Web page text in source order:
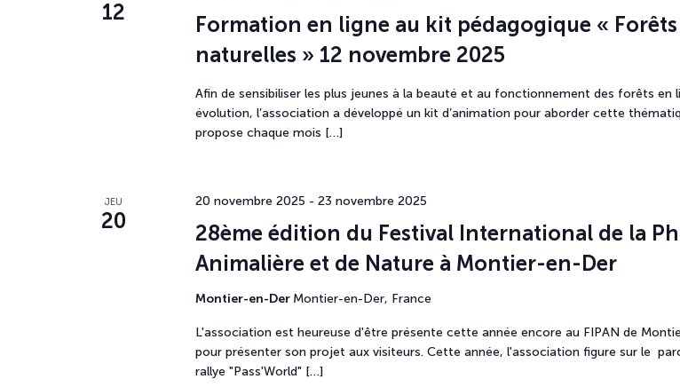
12
Formation en ligne au kit pédagogique « Forêts
naturelles » 12 novembre 2025
Afin de sensibiliser les plus jeunes à la beauté et au fonctionnement des forêts en
évolution, l’association a développé un kit d’animation pour aborder cette
propose chaque mois […]
JEU
20
28ème édition du Festival International de la
Animalière et de Nature à Montier-en-Der
20 novembre 2025 - 23 novembre 2025
Montier-en-Der Montier-en-Der, France
L'association est heureuse d'être présente cette année encore au FIPAN de
pour présenter son projet aux visiteurs. Cette année, l'association figure sur le
rallye "Pass'World" […]